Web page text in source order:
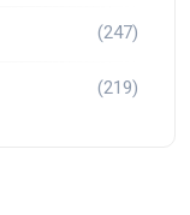
(247)
(219)